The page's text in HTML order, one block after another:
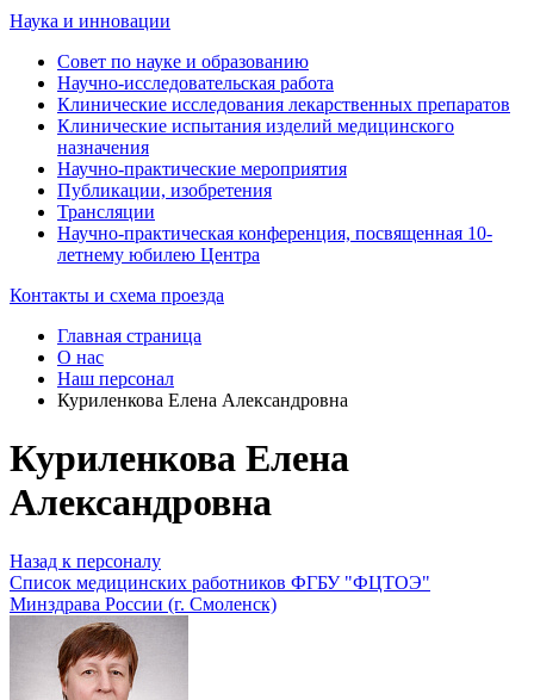
Наука и инновации
Совет по науке и образованию
Научно-исследовательская работа
Клинические исследования лекарственных препаратов
Клинические испытания изделий медицинского
назначения
Научно-практические мероприятия
Публикации, изобретения
Трансляции
Научно-практическая конференция, посвященная 10-
летнему юбилею Центра
Контакты и схема проезда
Главная страница
О нас
Наш персонал
Куриленкова Елена Александровна
Куриленкова Елена
Александровна
Назад к персоналу
Список медицинских работников ФГБУ "ФЦТОЭ"
Минздрава России (г. Смоленск)